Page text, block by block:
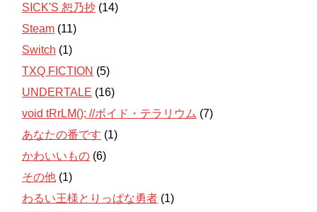
SICK'S 恕乃抄 (14)
Steam (11)
Switch (1)
TXQ FICTION (5)
UNDERTALE (16)
void tRrLM(); //ボイド・テラリウム (7)
あなたの番です (1)
かわいいもの (6)
その他 (1)
わるい王様とりっぱな勇者 (1)